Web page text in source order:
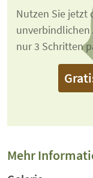
Nutzen Sie jetzt
unverbindlichen
nur 3 Schritten
Mehr